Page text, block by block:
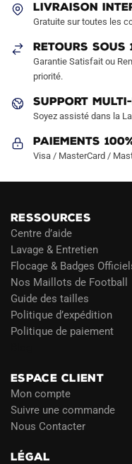
être
choisies
sur
page
produit
LIVRAISON
Gratuite sur toutes les
RETOURS SOUS
Garantie Satisfait ou
priorité.
SUPPORT
Soyez assisté dans la
Paiements
Visa / MasterCard /
RESSOURCES
Centre d’aide
Lavage & Entretien
Flocage & Badges
Nos Maillots de Football
Guide des tailles
Politique d’expédition
Politique de paiement
ESPACE CLIENT
Mon compte
Suivre une commande
Nous Contacter
LÉGAL